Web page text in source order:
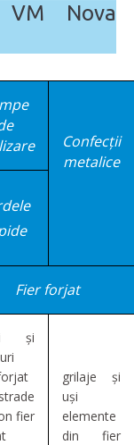
Nova
Confecții
metalice
Fier forjat
și
fier
grilaje și
uși
elemente
din fier